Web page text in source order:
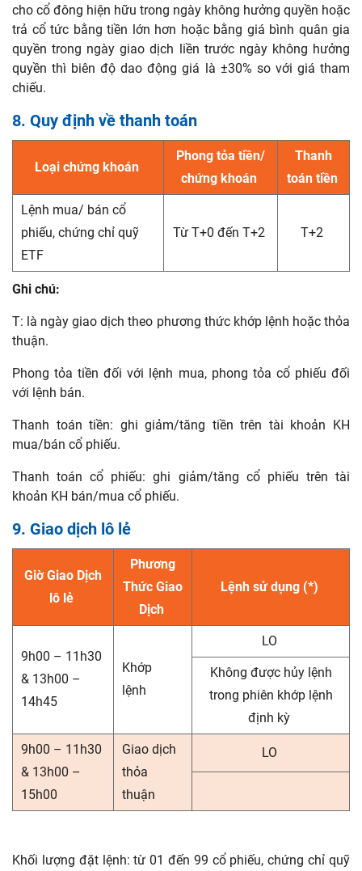
cho cổ đông hiện hữu trong ngày không hưởng quyền hoặc
trả cổ tức bằng tiền lớn hơn hoặc bằng giá bình quân gia
quyền trong ngày giao dịch liền trước ngày không hưởng
quyền thì biên độ dao động giá là ±30% so với giá tham
chiếu.
8. Quy định về thanh toán
Loại chứng khoán
Phong tỏa tiền/
chứng khoán
Thanh
toán tiền
Lệnh mua/ bán cổ
phiếu, chứng chỉ quỹ
ETF
Từ T+0 đến T+2 T+2
Ghi chú:
T: là ngày giao dịch theo phương thức khớp lệnh hoặc thỏa
thuận.
Phong tỏa tiền đối với lệnh mua, phong tỏa cổ phiếu đối
với lệnh bán.
Thanh toán tiền: ghi giảm/tăng tiền trên tài khoản KH
mua/bán cổ phiếu.
Thanh toán cổ phiếu: ghi giảm/tăng cổ phiếu trên tài
khoản KH bán/mua cổ phiếu.
9. Giao dịch lô lẻ
Giờ Giao Dịch
lô lẻ
Phương
Thức Giao
Dịch
Lệnh sử dụng (*)
9h00 – 11h30
& 13h00 –
14h45
Khớp
lệnh
LO
Không được hủy lệnh
trong phiên khớp lệnh
định kỳ
9h00 – 11h30
& 13h00 –
15h00
Giao dịch
thỏa
thuận
LO
Khối lượng đặt lệnh: từ 01 đến 99 cổ phiếu, chứng chỉ quỹ